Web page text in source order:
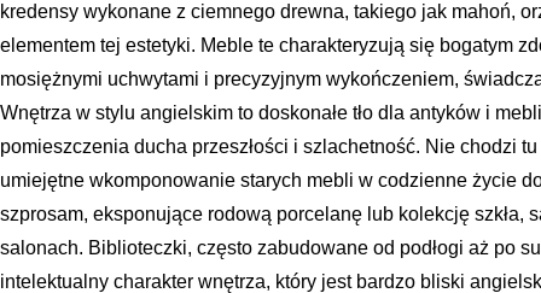
kredensy wykonane z ciemnego drewna, takiego jak mahoń,
elementem tej estetyki. Meble te charakteryzują się bogatym
mosiężnymi uchwytami i precyzyjnym wykończeniem,
Wnętrza w stylu angielskim to doskonałe tło dla antyków i
pomieszczenia ducha przeszłości i szlachetność. Nie chodzi
umiejętne wkomponowanie starych mebli w codzienne życie
szprosam, eksponujące rodową porcelanę lub kolekcję szkła,
salonach. Biblioteczki, często zabudowane od podłogi aż po
intelektualny charakter wnętrza, który jest bardzo bliski